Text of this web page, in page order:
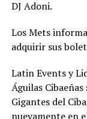
DJ Adoni.
Los Mets
adquirir sus
Latin Events y
Águilas
Gigantes del
nuevamente en